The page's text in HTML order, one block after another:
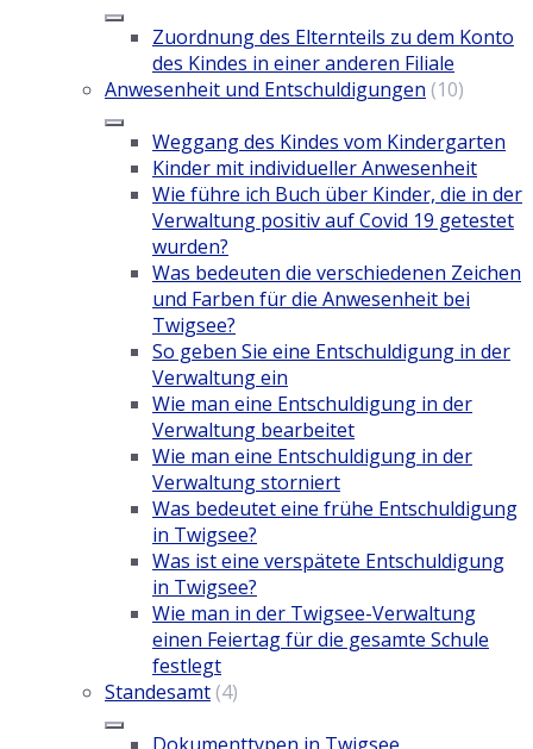
Zuordnung des Elternteils zu dem Konto
des Kindes in einer anderen Filiale
Anwesenheit und Entschuldigungen (10)
Weggang des Kindes vom Kindergarten
Kinder mit individueller Anwesenheit
Wie führe ich Buch über Kinder, die in der
Verwaltung positiv auf Covid 19 getestet
wurden?
Was bedeuten die verschiedenen Zeichen
und Farben für die Anwesenheit bei
Twigsee?
So geben Sie eine Entschuldigung in der
Verwaltung ein
Wie man eine Entschuldigung in der
Verwaltung bearbeitet
Wie man eine Entschuldigung in der
Verwaltung storniert
Was bedeutet eine frühe Entschuldigung
in Twigsee?
Was ist eine verspätete Entschuldigung
in Twigsee?
Wie man in der Twigsee-Verwaltung
einen Feiertag für die gesamte Schule
festlegt
Standesamt (4)